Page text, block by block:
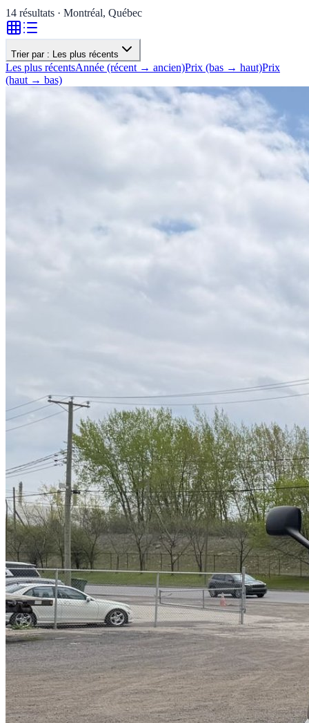
14 résultats · Montréal, Québec
Trier par : Les plus récents
Les plus récentsAnnée (récent → ancien)Prix (bas → haut)Prix
(haut → bas)